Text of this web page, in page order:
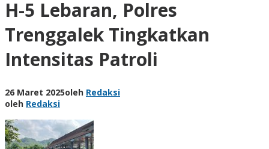
H-5 Lebaran, Polres
Trenggalek Tingkatkan
Intensitas Patroli
26 Maret 2025oleh Redaksi
oleh Redaksi